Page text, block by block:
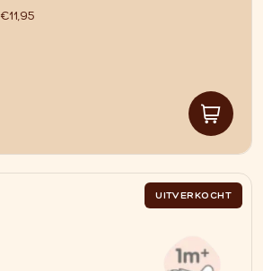
€11,95
UITVERKOCHT